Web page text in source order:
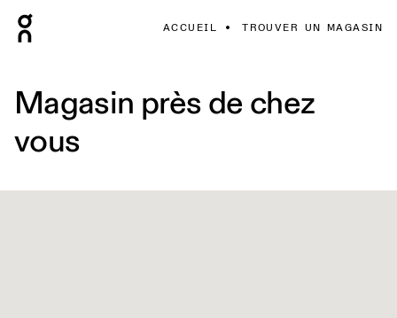
ACCUEIL TROUVER UN MAGASIN
Magasin près de chez
vous